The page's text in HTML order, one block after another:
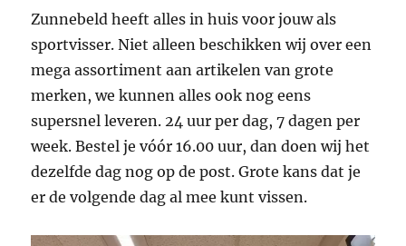
Zunnebeld heeft alles in huis voor jouw als
sportvisser. Niet alleen beschikken wij over een
mega assortiment aan artikelen van grote
merken, we kunnen alles ook nog eens
supersnel leveren. 24 uur per dag, 7 dagen per
week. Bestel je vóór 16.00 uur, dan doen wij het
dezelfde dag nog op de post. Grote kans dat je
er de volgende dag al mee kunt vissen.